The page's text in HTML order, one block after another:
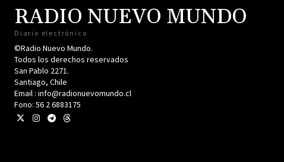
RADIO NUEVO MUNDO
Diario electrónico
©Radio Nuevo Mundo.
Todos los derechos reservados
San Pablo 2271.
Santiago, Chile
Email : info@radionuevomundo.cl
Fono: 56 2 6883175